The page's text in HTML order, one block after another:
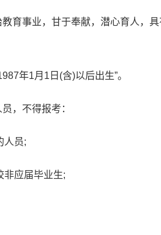
育事业，甘于奉献，潜心育人，
年1月1日(含)以后出生”。
，不得报考：
人员;
非应届毕业生;